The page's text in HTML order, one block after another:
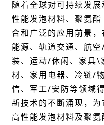
随着全球对可持续发
性能发泡材料、聚氨
合和广泛的应用前景
能源、轨道交通、航
装、运动/休闲、家具\
材、家用电器、冷链/
信、军工/安防等领域
新技术的不断涌现，为
高性能发泡材料及聚